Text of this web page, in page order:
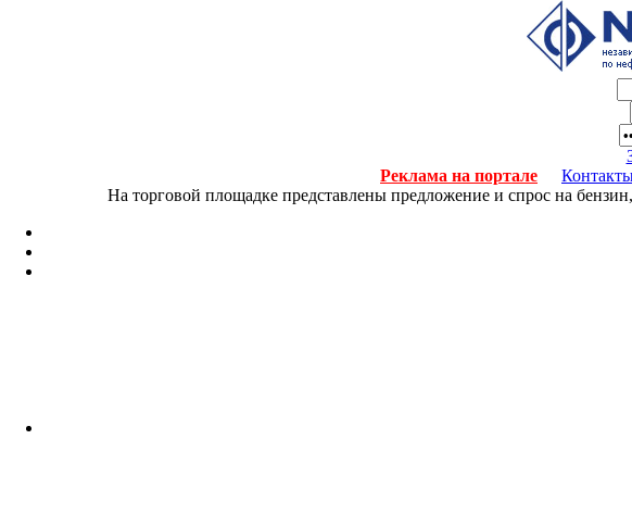
Реклама на портале
На торговой площадке представлены предложение и спрос на